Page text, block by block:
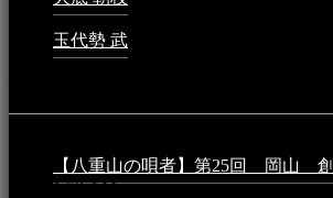
玉代勢 武
【八重山の唄者】第25回 岡山 創
1:50 AM